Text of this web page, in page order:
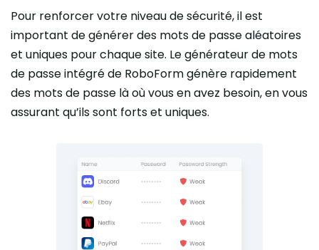
Pour renforcer votre niveau de sécurité, il est
important de générer des mots de passe aléatoires
et uniques pour chaque site. Le générateur de mots
de passe intégré de RoboForm génère rapidement
des mots de passe là où vous en avez besoin, en vous
assurant qu’ils sont forts et uniques.